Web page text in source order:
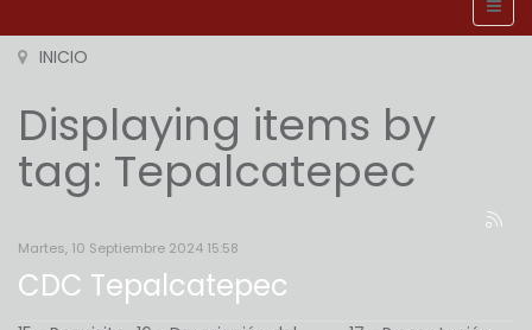
INICIO
Displaying items by
tag: Tepalcatepec
Martes, 10 Septiembre 2024 15:58
CDC Tepalcatepec